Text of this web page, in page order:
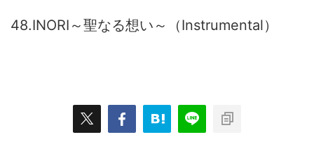
48.INORI～聖なる想い～（Instrumental）